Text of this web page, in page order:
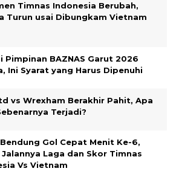
Timnas Indonesia Berubah,
Turun usai Dibungkam Vietnam
Pimpinan BAZNAS Garut 2026
Ini Syarat yang Harus Dipenuhi
vs Wrexham Berakhir Pahit, Apa
Terjadi?
Gol Cepat Menit Ke-6,
Laga dan Skor Timnas
Vs Vietnam